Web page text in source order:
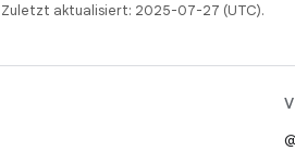
Zuletzt aktualisiert: 2025-07-27 (UTC).